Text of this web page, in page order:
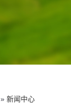
» 新闻中心